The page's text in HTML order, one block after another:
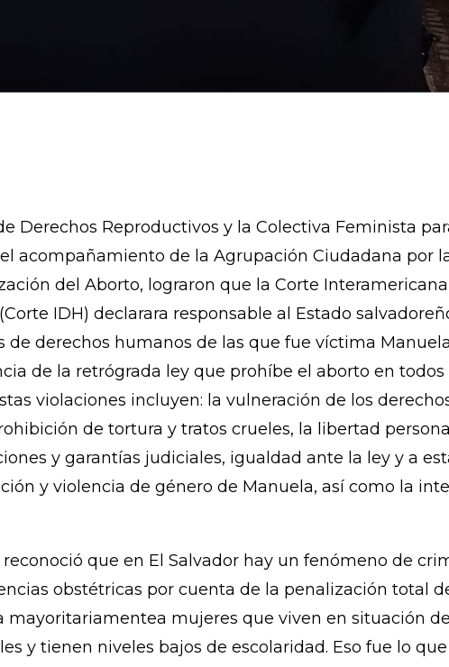
Derechos Reproductivos y la Colectiva Feminista
acompañamiento de la Agrupación Ciudadana por
del Aborto, lograron que la Corte Interamericana
IDH) declarara responsable al Estado
de derechos humanos de las que fue víctima
de la retrógrada ley que prohíbe el aborto en todos
violaciones incluyen: la vulneración de los derechos
y garantías judiciales, igualdad ante la ley y a
y violencia de género de Manuela, así como la